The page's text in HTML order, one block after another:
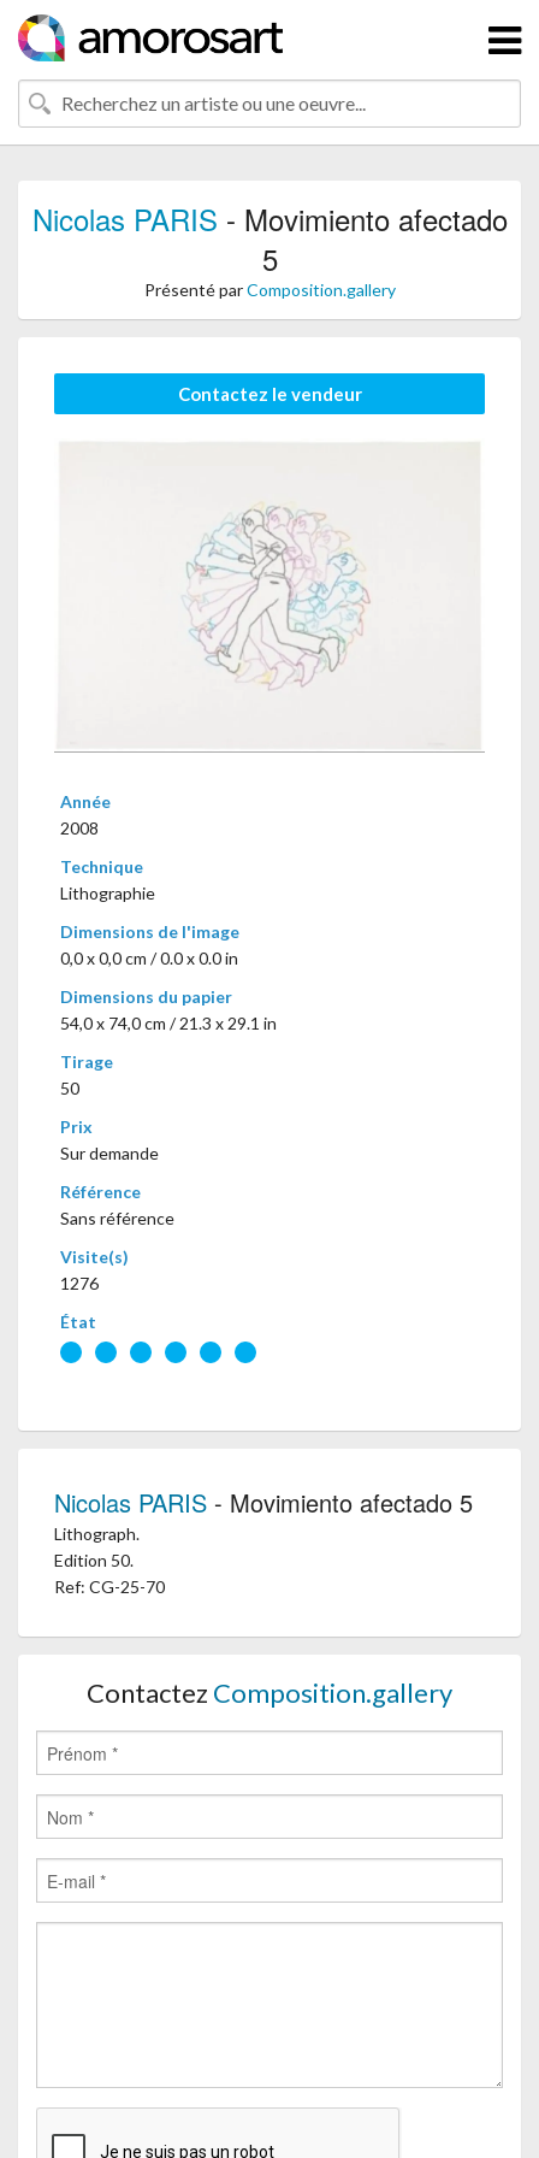
Nicolas PARIS - Movimiento afectado
5
Présenté parComposition.gallery
Contactez le vendeur
Année
2008
Technique
Lithographie
Dimensions de l'image
0,0 x 0,0 cm / 0.0 x 0.0 in
Dimensions du papier
54,0 x 74,0 cm / 21.3 x 29.1 in
Tirage
50
Prix
Sur demande
Référence
Sans référence
Visite(s)
1276
État
Nicolas PARIS - Movimiento afectado 5
Lithograph.
Edition 50.
Ref: CG-25-70
Contactez Composition.gallery